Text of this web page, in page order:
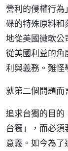
營利的侵權行
碟的特殊原料和
地從美國微軟公
從美國利益的角
利與義務。難怪
就第二個問題而
追求台獨的目的
台獨」，而必須
意義。如今為了